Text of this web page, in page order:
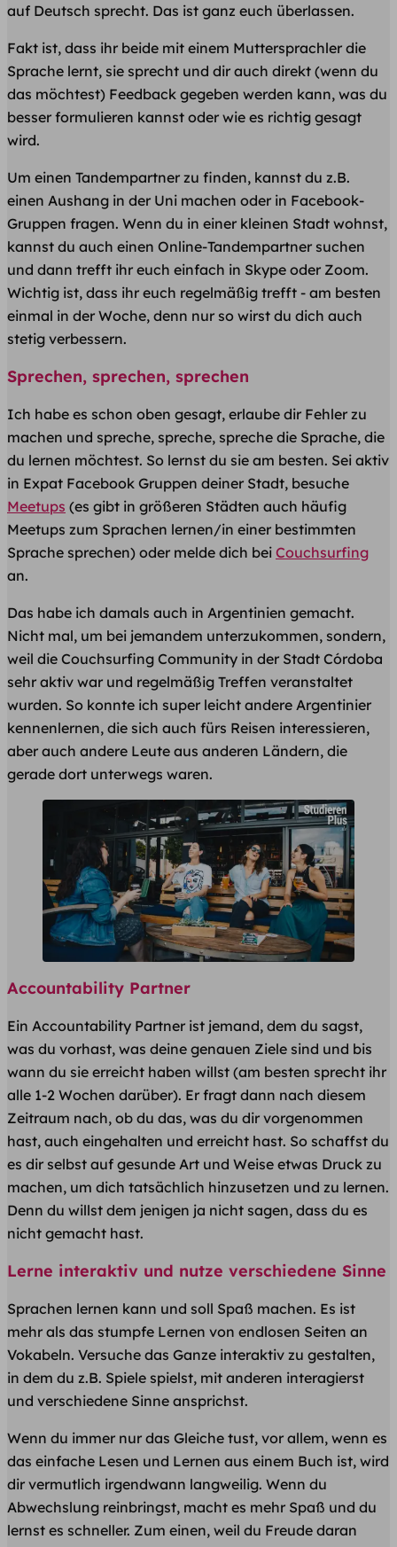
auf Deutsch sprecht. Das ist ganz euch überlassen.
Fakt ist, dass ihr beide mit einem Muttersprachler die
Sprache lernt, sie sprecht und dir auch direkt (wenn du
das möchtest) Feedback gegeben werden kann, was du
besser formulieren kannst oder wie es richtig gesagt
wird.
Um einen Tandempartner zu finden, kannst du z.B.
einen Aushang in der Uni machen oder in Facebook-
Gruppen fragen. Wenn du in einer kleinen Stadt wohnst,
kannst du auch einen Online-Tandempartner suchen
und dann trefft ihr euch einfach in Skype oder Zoom.
Wichtig ist, dass ihr euch regelmäßig trefft - am besten
einmal in der Woche, denn nur so wirst du dich auch
stetig verbessern.
Sprechen, sprechen, sprechen
Ich habe es schon oben gesagt, erlaube dir Fehler zu
machen und spreche, spreche, spreche die Sprache, die
du lernen möchtest. So lernst du sie am besten. Sei aktiv
in Expat Facebook Gruppen deiner Stadt, besuche
Meetups (es gibt in größeren Städten auch häufig
Meetups zum Sprachen lernen/in einer bestimmten
Sprache sprechen) oder melde dich bei Couchsurfing
an.
Das habe ich damals auch in Argentinien gemacht.
Nicht mal, um bei jemandem unterzukommen, sondern,
weil die Couchsurfing Community in der Stadt Córdoba
sehr aktiv war und regelmäßig Treffen veranstaltet
wurden. So konnte ich super leicht andere Argentinier
kennenlernen, die sich auch fürs Reisen interessieren,
aber auch andere Leute aus anderen Ländern, die
gerade dort unterwegs waren.
Accountability Partner
Ein Accountability Partner ist jemand, dem du sagst,
was du vorhast, was deine genauen Ziele sind und bis
wann du sie erreicht haben willst (am besten sprecht ihr
alle 1-2 Wochen darüber). Er fragt dann nach diesem
Zeitraum nach, ob du das, was du dir vorgenommen
hast, auch eingehalten und erreicht hast. So schaffst du
es dir selbst auf gesunde Art und Weise etwas Druck zu
machen, um dich tatsächlich hinzusetzen und zu lernen.
Denn du willst dem jenigen ja nicht sagen, dass du es
nicht gemacht hast.
Lerne interaktiv und nutze verschiedene Sinne
Sprachen lernen kann und soll Spaß machen. Es ist
mehr als das stumpfe Lernen von endlosen Seiten an
Vokabeln. Versuche das Ganze interaktiv zu gestalten,
in dem du z.B. Spiele spielst, mit anderen interagierst
und verschiedene Sinne ansprichst.
Wenn du immer nur das Gleiche tust, vor allem, wenn es
das einfache Lesen und Lernen aus einem Buch ist, wird
dir vermutlich irgendwann langweilig. Wenn du
Abwechslung reinbringst, macht es mehr Spaß und du
lernst es schneller. Zum einen, weil du Freude daran